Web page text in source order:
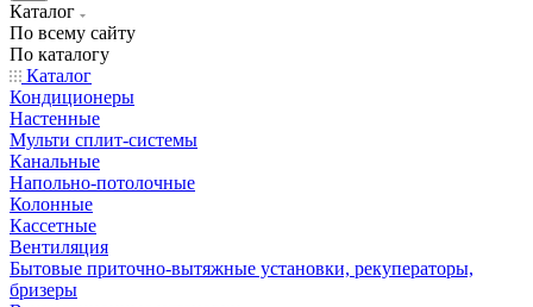
Каталог
По всему сайту
По каталогу
Каталог
Кондиционеры
Настенные
Мульти сплит-системы
Канальные
Напольно-потолочные
Колонные
Кассетные
Вентиляция
Бытовые приточно-вытяжные установки, рекуператоры,
бризеры